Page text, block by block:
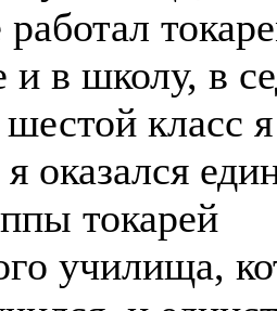
работал
и в школу, в
шестой класс
оказался
токарей
училища,